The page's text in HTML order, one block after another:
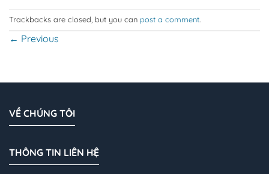
Trackbacks are closed, but you can post a comment.
← Previous
VỀ CHÚNG TÔI
THÔNG TIN LIÊN HỆ